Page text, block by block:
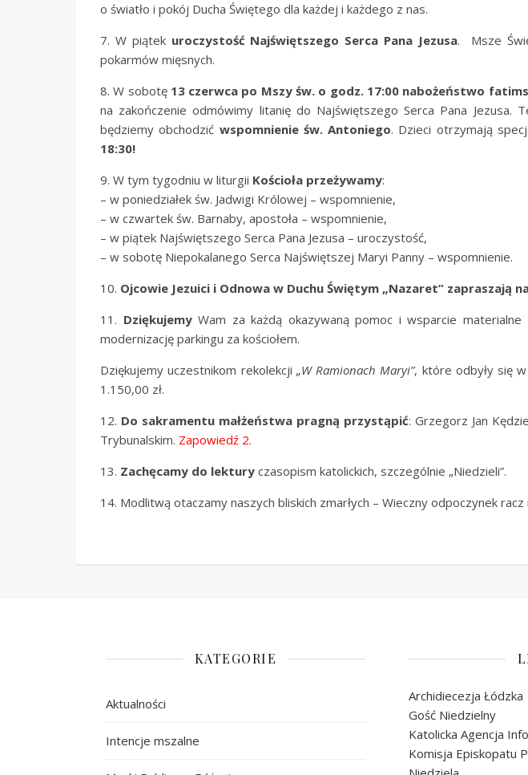
o światło i pokój Ducha Świętego dla każdej i każdego z nas.
7. W piątek uroczystość Najświętszego Serca Pana Jezusa. Msze
pokarmów mięsnych.
8. W sobotę 13 czerwca po Mszy św. o godz. 17:00 nabożeństwo
na zakończenie odmówimy litanię do Najświętszego Serca Pana
będziemy obchodzić wspomnienie św. Antoniego. Dzieci otrzymają
18:30!
9. W tym tygodniu w liturgii Kościoła przeżywamy:
– w poniedziałek św. Jadwigi Królowej – wspomnienie,
– w czwartek św. Barnaby, apostoła – wspomnienie,
– w piątek Najświętszego Serca Pana Jezusa – uroczystość,
– w sobotę Niepokalanego Serca Najświętszej Maryi Panny – wspomnienie.
10. Ojcowie Jezuici i Odnowa w Duchu Świętym „Nazaret”
11. DziękujemyWam za każdą okazywaną pomoc i wsparcie materialne
modernizację parkingu za kościołem.
Dziękujemy uczestnikom rekolekcji „W Ramionach Maryi”, które odbyły się
1.150,00 zł.
12. Do sakramentu małżeństwa pragną przystąpić: Grzegorz Jan
Trybunalskim. Zapowiedź 2.
13. Zachęcamy do lektury czasopism katolickich, szczególnie „Niedzieli”.
14. Modlitwą otaczamy naszych bliskich zmarłych – Wieczny odpoczynek
KATEGORIE
Aktualności
Intencje mszalne
Archidiecezja Łódzka
Gość Niedzielny
Katolicka Agencja
Komisja Episkopatu